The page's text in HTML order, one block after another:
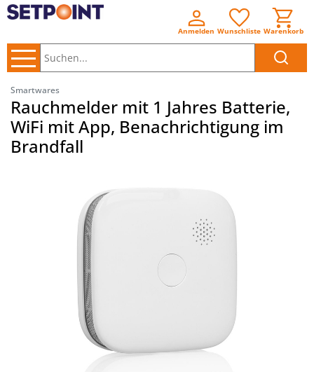
Anmelden Wunschliste Warenkorb
Smartwares
Rauchmelder mit 1 Jahres Batterie,
WiFi mit App, Benachrichtigung im
Brandfall